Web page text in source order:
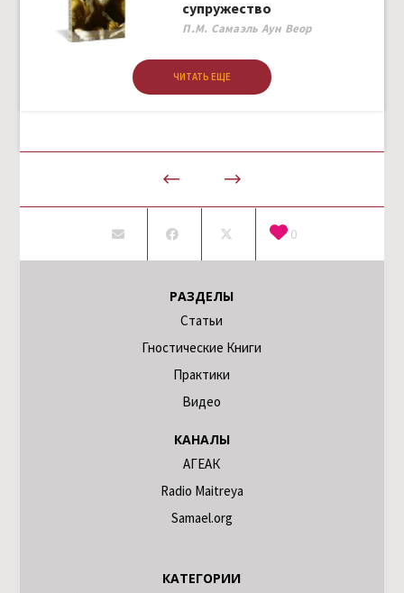
супружество
Author
П.М. Самаэль Аун Веор
ЧИТАТЬ ЕЩЕ
0
РАЗДЕЛЫ
Статьи
Гностические Книги
Практики
Видео
КАНАЛЫ
АГЕАК
Radio Maitreya
Samael.org
КАТЕГОРИИ